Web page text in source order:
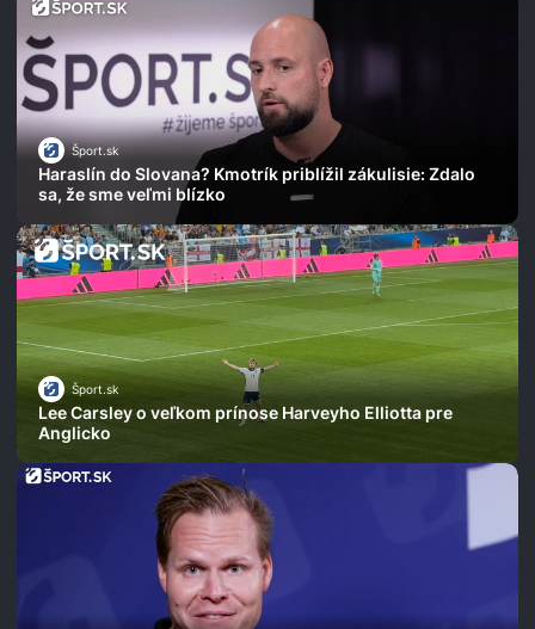
Šport.sk
Haraslín do Slovana? Kmotrík priblížil zákulisie: Zdalo
sa, že sme veľmi blízko
Šport.sk
Lee Carsley o veľkom prínose Harveyho Elliotta pre
Anglicko